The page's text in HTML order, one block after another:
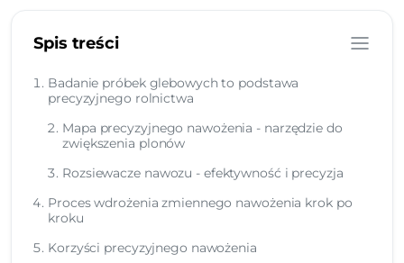
Spis treści
Badanie próbek glebowych to podstawa
precyzyjnego rolnictwa
Mapa precyzyjnego nawożenia - narzędzie do
zwiększenia plonów
Rozsiewacze nawozu - efektywność i precyzja
Proces wdrożenia zmiennego nawożenia krok po
kroku
Korzyści precyzyjnego nawożenia